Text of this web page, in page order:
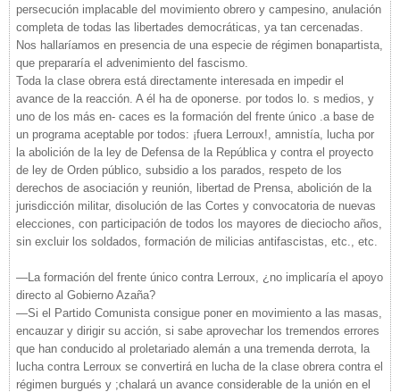
persecución implacable del movimiento obrero y campesino, anulación
completa de todas las libertades democráticas, ya tan cercenadas.
Nos hallaríamos en presencia de una especie de régimen bonapartista,
que prepararía el advenimiento del fascismo.
Toda la clase obrera está directamente interesada en impedir el
avance de la reacción. A él ha de oponerse. por todos lo. s medios, y
uno de los más en- caces es la formación del frente único .a base de
un programa aceptable por todos: ¡fuera Lerroux!, amnistía, lucha por
la abolición de la ley de Defensa de la República y contra el proyecto
de ley de Orden público, subsidio a los parados, respeto de los
derechos de asociación y reunión, libertad de Prensa, abolición de la
jurisdicción militar, disolución de las Cortes y convocatoria de nuevas
elecciones, con participación de todos los mayores de dieciocho años,
sin excluir los soldados, formación de milicias antifascistas, etc., etc.
—La formación del frente único contra Lerroux, ¿no implicaría el apoyo
directo al Gobierno Azaña?
—Si el Partido Comunista consigue poner en movimiento a las masas,
encauzar y dirigir su acción, si sabe aprovechar los tremendos errores
que han conducido al proletariado alemán a una tremenda derrota, la
lucha contra Lerroux se convertirá en lucha de la clase obrera contra el
régimen burgués y ;chalará un avance considerable de la unión en el